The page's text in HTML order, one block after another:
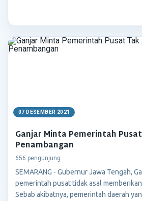
07 DESEMBER 2021
Ganjar Minta Pemerintah
Penambangan
656 pengunjung
SEMARANG - Gubernur Jawa Tengah,
pemerintah pusat tidak asal
Sebab akibatnya, pemerintah daerah